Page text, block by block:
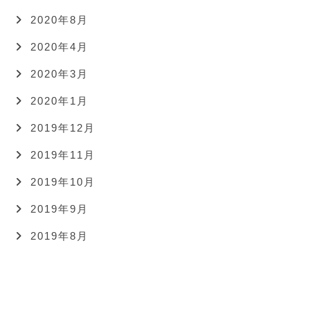
2020年8月
2020年4月
2020年3月
2020年1月
2019年12月
2019年11月
2019年10月
2019年9月
2019年8月